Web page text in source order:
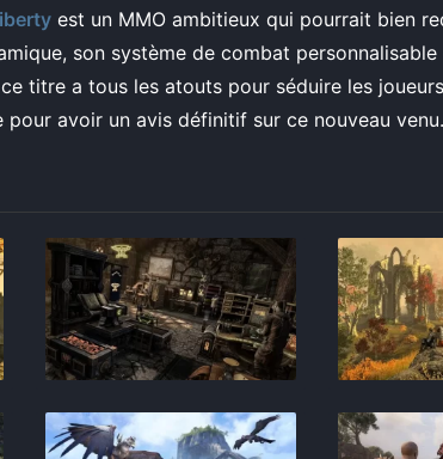
est un MMO ambitieux qui pourrait bien
son système de combat personnalisable
titre a tous les atouts pour séduire les
avoir un avis définitif sur ce nouveau venu.